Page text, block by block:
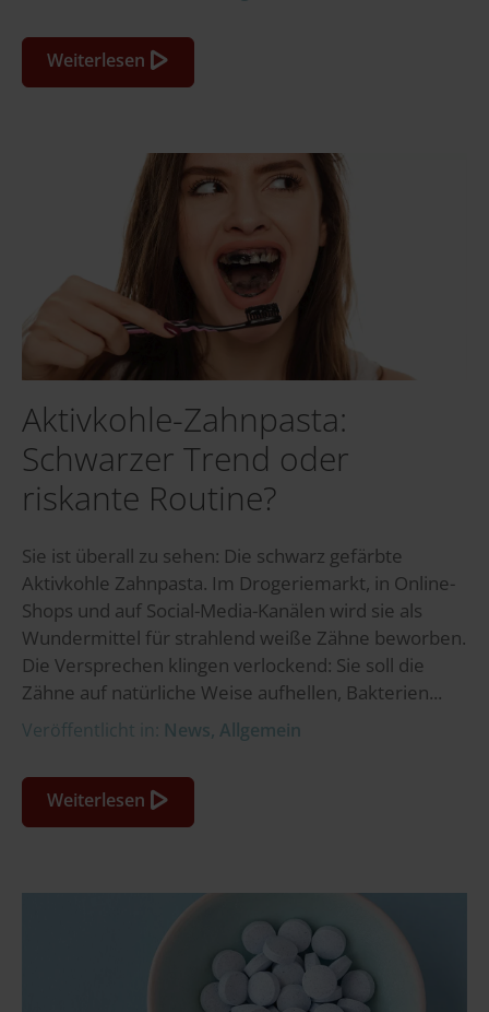
Weiterlesen
Aktivkohle-Zahnpasta:
Schwarzer Trend oder
riskante Routine?
Sie ist überall zu sehen: Die schwarz gefärbte
Aktivkohle Zahnpasta. Im Drogeriemarkt, in Online-
Shops und auf Social-Media-Kanälen wird sie als
Wundermittel für strahlend weiße Zähne beworben.
Die Versprechen klingen verlockend: Sie soll die
Zähne auf natürliche Weise aufhellen, Bakterien...
Veröffentlicht in: News, Allgemein
Weiterlesen